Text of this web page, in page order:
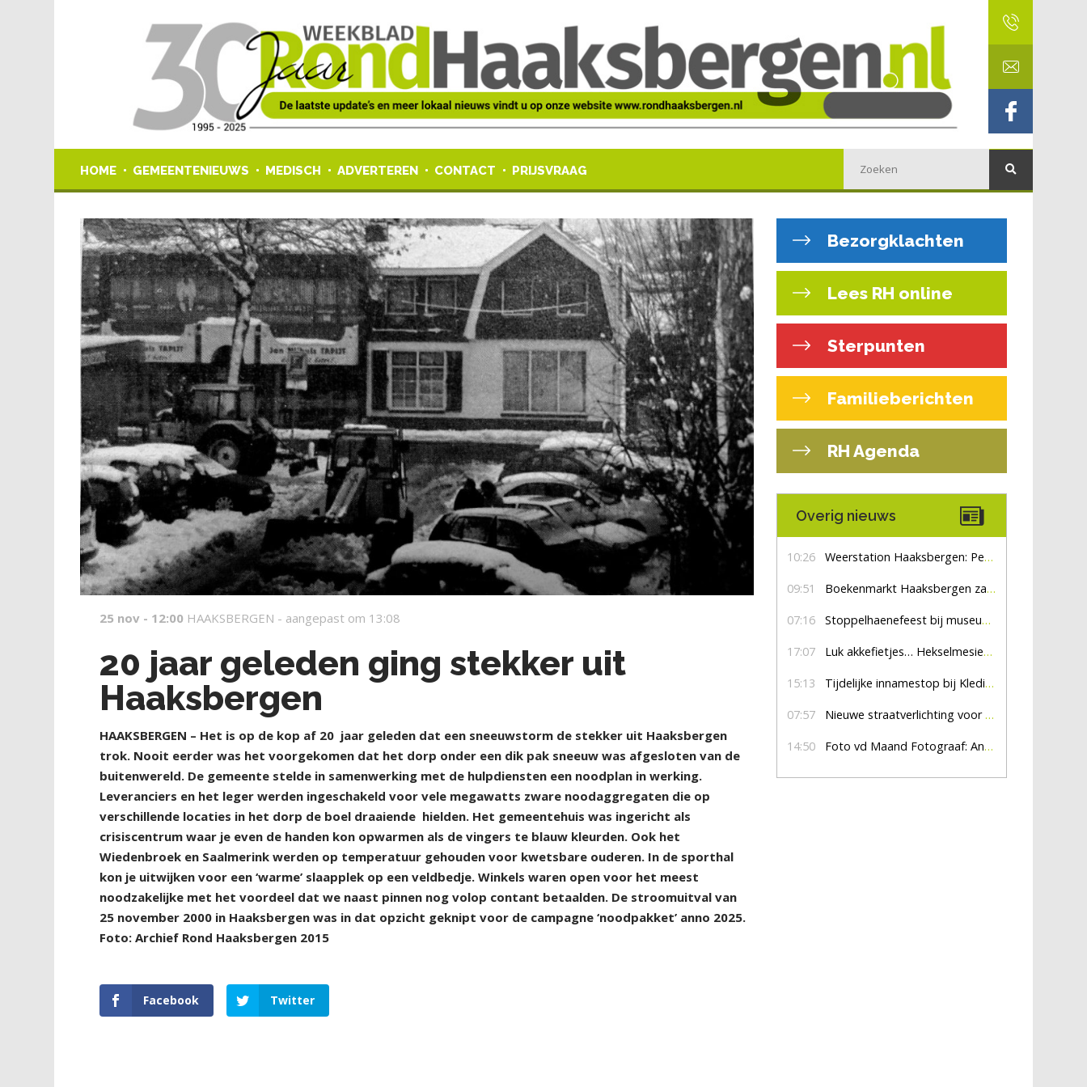
HOME GEMEENTENIEUWS MEDISCH ADVERTEREN CONTACT PRIJSVRAAG
25 nov - 12:00 HAAKSBERGEN - aangepast om 13:08
20 jaar geleden ging stekker uit
Haaksbergen
HAAKSBERGEN – Het is op de kop af 20 jaar geleden dat een sneeuwstorm de stekker uit Haaksbergen
trok. Nooit eerder was het voorgekomen dat het dorp onder een dik pak sneeuw was afgesloten van de
buitenwereld. De gemeente stelde in samenwerking met de hulpdiensten een noodplan in werking.
Leveranciers en het leger werden ingeschakeld voor vele megawatts zware noodaggregaten die op
verschillende locaties in het dorp de boel draaiende hielden. Het gemeentehuis was ingericht als
crisiscentrum waar je even de handen kon opwarmen als de vingers te blauw kleurden. Ook het
Wiedenbroek en Saalmerink werden op temperatuur gehouden voor kwetsbare ouderen. In de sporthal
kon je uitwijken voor een ‘warme’ slaapplek op een veldbedje. Winkels waren open voor het meest
noodzakelijke met het voordeel dat we naast pinnen nog volop contant betaalden. De stroomuitval van
25 november 2000 in Haaksbergen was in dat opzicht geknipt voor de campagne ‘noodpakket’ anno 2025.
Foto: Archief Rond Haaksbergen 2015
Facebook Twitter
Bezorgklachten
Lees RH online
Sterpunten
Familieberichten
RH Agenda
Overig nieuws
10:26 Weerstation Haaksbergen: Perioden met zon en droog
09:51 Boekenmarkt Haaksbergen zaterdag 8 augustus, marktplein Haaksbergen
07:16 Stoppelhaenefeest bij museum De Lebbenbrugge
17:07 Luk akkefietjes… HekselmesienHarry
15:13 Tijdelijke innamestop bij Kledingbank Stefania
07:57 Nieuwe straatverlichting voor De Veldmaat en De Pas
14:50 Foto vd Maand Fotograaf: Anna Jalving